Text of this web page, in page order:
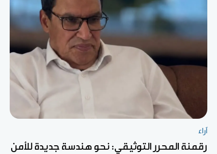
آراء
رقمنة المحرر التوثيقي: نحو هندسة جديدة للأمن